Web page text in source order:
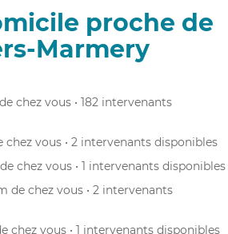
proche de
Marmery
chez vous • 182 intervenants
chez vous • 2 intervenants disponibles
chez vous • 1 intervenants disponibles
de chez vous • 2 intervenants
chez vous • 1 intervenants disponibles